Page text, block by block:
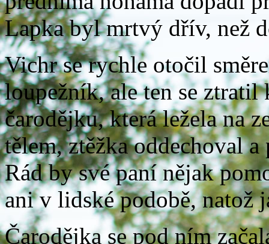
Lapka byl mrtvý dřív, než
Vichr se rychle otočil
loupežník, ale ten se
čarodějku, která ležela na
tělem, ztěžka oddechoval
Rád by své paní nějak
ani v lidské podobě, natož
Čarodějka se pod ním